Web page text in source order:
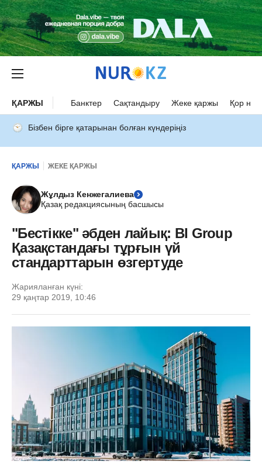
ҚАРЖЫ Банктер Сақтандыру Жеке қаржы Қор
Бізбен бірге қатарынан болған күндеріңіз
ҚАРЖЫ ЖЕКЕ ҚАРЖЫ
Жұлдыз Кенжегалиева
Қазақ редакциясының басшысы
"Бестікке" әбден лайық: BI Group
Қазақстандағы тұрғын үй
стандарттарын өзгертуде
Жарияланған күні:
29 қаңтар 2019, 10:46